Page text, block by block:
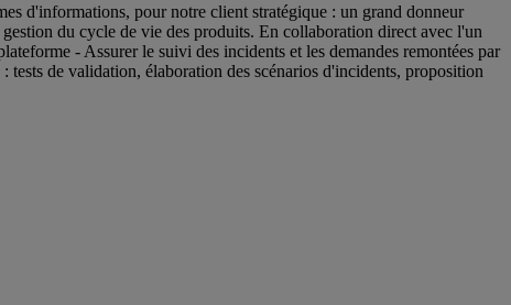
d'informations, pour notre client stratégique : un grand donneur
du cycle de vie des produits. En collaboration direct avec l'un
- Assurer le suivi des incidents et les demandes remontées par
de validation, élaboration des scénarios d'incidents, proposition